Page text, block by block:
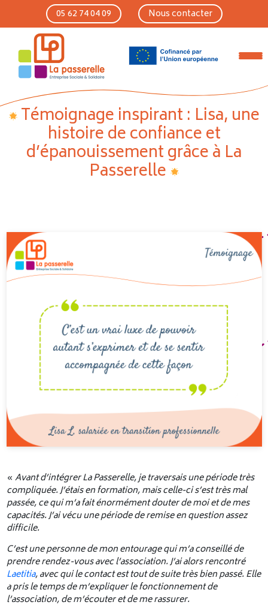
Skip to main content
05 62 74 04 09 Nous contacter
Témoignage inspirant : Lisa, une
histoire de confiance et
d’épanouissement grâce à La
Passerelle
« Avant d’intégrer La Passerelle, je traversais une période très
compliquée. J’étais en formation, mais celle-ci s’est très mal
passée, ce qui m’a fait énormément douter de moi et de mes
capacités. J’ai vécu une période de remise en question assez
difficile.
C’est une personne de mon entourage qui m’a conseillé de
prendre rendez-vous avec l’association. J’ai alors rencontré
Laetitia, avec qui le contact est tout de suite très bien passé. Elle
a pris le temps de m’expliquer le fonctionnement de
l’association, de m’écouter et de me rassurer.